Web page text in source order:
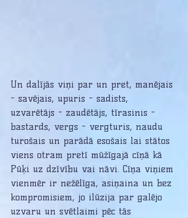
Un dalījās viņi par un pret, manējais
- savējais, upuris - sadists,
uzvarētājs - zaudētājs, tīrasinis -
bastards, vergs - vergturis, naudu
turošais un parādā esošais lai stātos
viens otram pretī mūžīgajā cīņā kā
Pūķi uz dzīvību vai nāvi. Cīņa viņiem
vienmēr ir nežēlīga, asiņaina un bez
kompromisiem, jo ilūzija par galējo
uzvaru un svētlaimi pēc tās